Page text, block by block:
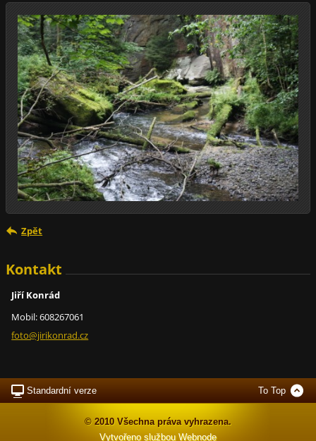
Zpět
Kontakt
Jiří Konrád
Mobil: 608267061
foto@jirikonrad.cz
Standardní verze To Top
© 2010 Všechna práva vyhrazena.
Vytvořeno službou Webnode